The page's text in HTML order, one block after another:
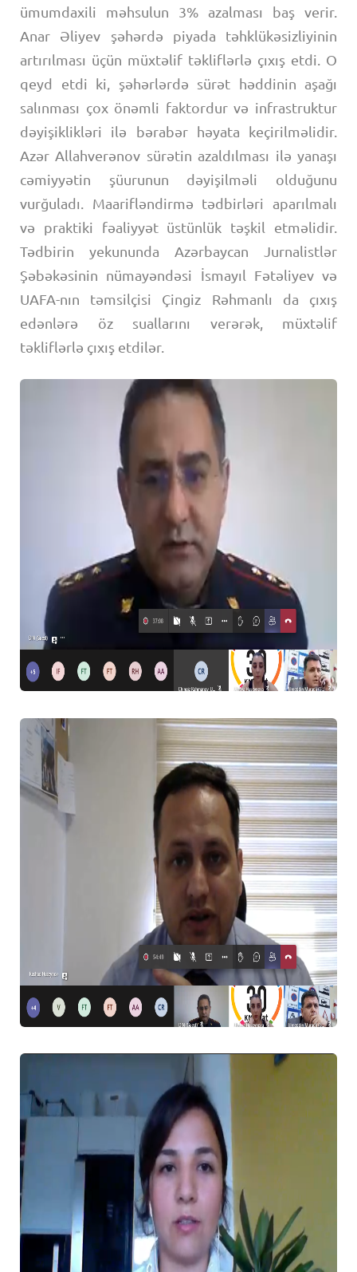
ümumdaxili məhsulun 3% azalması baş verir.
Anar Əliyev şəhərdə piyada təhklükəsizliyinin
artırılması üçün müxtəlif təkliflərlə çıxış etdi. O
qeyd etdi ki, şəhərlərdə sürət həddinin aşağı
salınması çox önəmli faktordur və infrastruktur
dəyişiklikləri ilə bərabər həyata keçirilməlidir.
Azər Allahverənov sürətin azaldılması ilə yanaşı
cəmiyyətin şüurunun dəyişilməli olduğunu
vurğuladı. Maarifləndirmə tədbirləri aparılmalı
və praktiki fəaliyyət üstünlük təşkil etməlidir.
Tədbirin yekununda Azərbaycan Jurnalistlər
Şəbəkəsinin nümayəndəsi İsmayıl Fətəliyev və
UAFA-nın təmsilçisi Çingiz Rəhmanlı da çıxış
edənlərə öz suallarını verərək, müxtəlif
təkliflərlə çıxış etdilər.